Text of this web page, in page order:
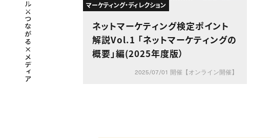
マーケティング・ディレクション
ネットマーケティング検定ポイント
解説Vol.1 「ネットマーケティングの
概要」編(2025年度版）
2025/07/01 開催【オンライン開催】